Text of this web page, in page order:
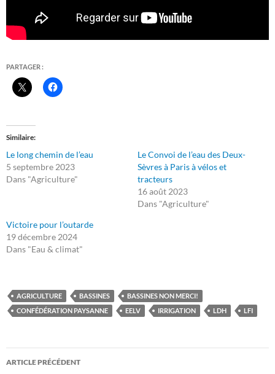
PARTAGER :
Similaire
Le long chemin de l’eau
5 septembre 2023
Dans "Agriculture"
Le Convoi de l’eau des Deux-
Sèvres à Paris à vélos et
tracteurs
16 août 2023
Dans "Agriculture"
Victoire pour l’outarde
19 décembre 2024
Dans "Eau & climat"
AGRICULTURE BASSINES
BASSINES NON MERCI!
CONFÉDÉRATION PAYSANNE
EELV IRRIGATION LDH LFI
Navigation
ARTICLE PRÉCÉDENT